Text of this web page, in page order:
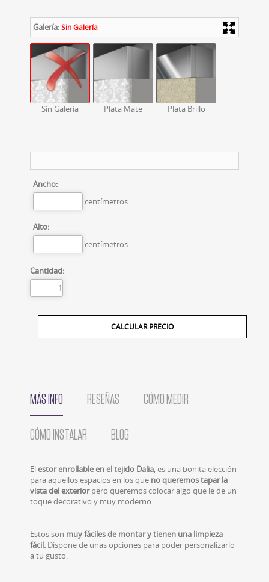
Galería: Sin Galería
Sin Galería Plata Mate Plata Brillo
Ancho:
centímetros
Alto:
centímetros
Cantidad:
MÁS INFO RESEÑAS CÓMO MEDIR
CÓMO INSTALAR BLOG
El estor enrollable en el tejido Dalia, es una bonita elección
para aquellos espacios en los que no queremos tapar la
vista del exteriorpero queremos colocar algo que le de un
toque decorativo y muy moderno.
Estos son muy fáciles de montar y tienen una limpieza
fácil. Dispone de unas opciones para poder personalizarlo
a tu gusto.